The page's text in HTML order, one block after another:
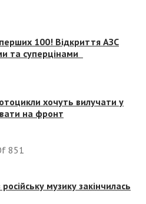
100! Відкриття АЗС
та суперцінами
хочуть вилучати у
на фронт
851
музику закінчилась